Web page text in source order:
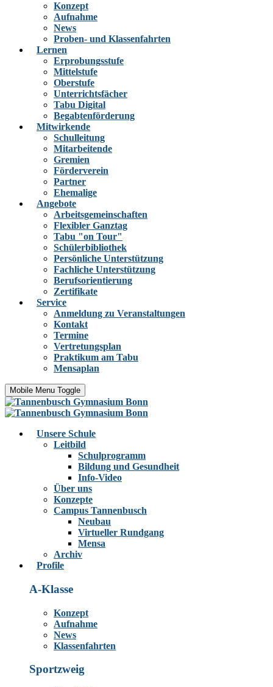
Konzept
Aufnahme
News
Proben- und Klassenfahrten
Lernen
Erprobungsstufe
Mittelstufe
Oberstufe
Unterrichtsfächer
Tabu Digital
Begabtenförderung
Mitwirkende
Schulleitung
Mitarbeitende
Gremien
Förderverein
Partner
Ehemalige
Angebote
Arbeitsgemeinschaften
Flexibler Ganztag
Tabu "on Tour"
Schülerbibliothek
Persönliche Unterstützung
Fachliche Unterstützung
Berufsorientierung
Zertifikate
Service
Anmeldung zu Veranstaltungen
Kontakt
Termine
Vertretungsplan
Praktikum am Tabu
Mensaplan
Mobile Menu Toggle
Unsere Schule
Leitbild
Schulprogramm
Bildung und Gesundheit
Info-Video
Über uns
Konzepte
Campus Tannenbusch
Neubau
Virtueller Rundgang
Mensa
Archiv
Profile
A-Klasse
Konzept
Aufnahme
News
Klassenfahrten
Sportzweig